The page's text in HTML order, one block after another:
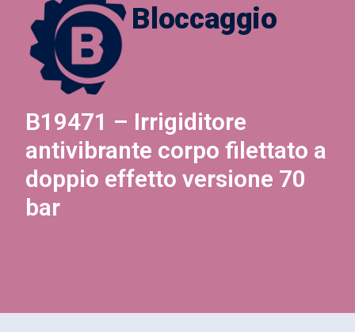
Bloccaggio
B19471 – Irrigiditore
antivibrante corpo filettato a
doppio effetto versione 70
bar